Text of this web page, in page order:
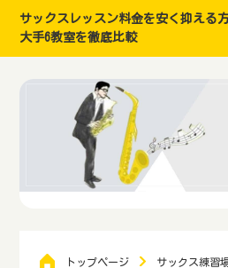
サックスレッスン料金を安く抑える
大手6教室を徹底比較
トップページ サックス練習